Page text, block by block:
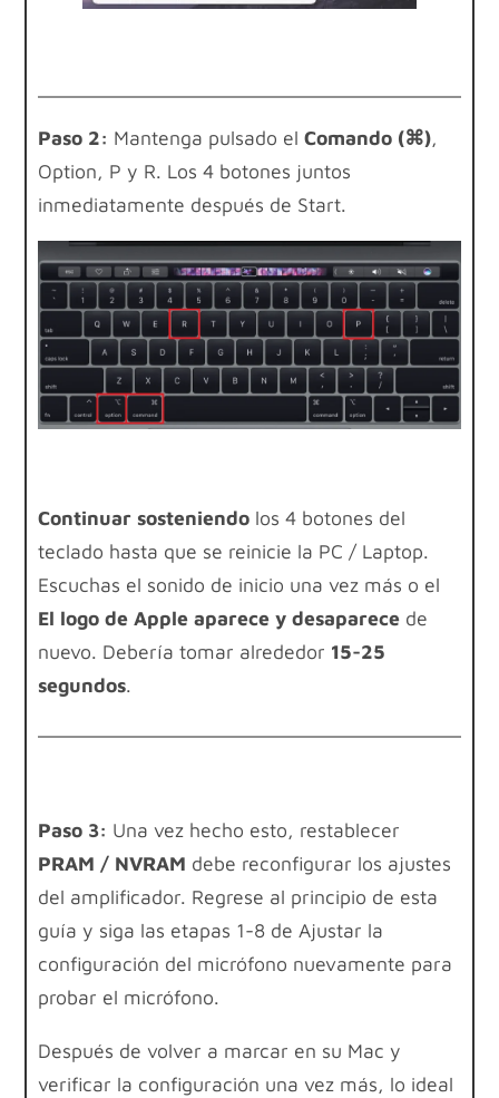
Paso 2: Mantenga pulsado elComando (⌘),
Option, P y R. Los 4 botones juntos
inmediatamente después de Start.
Continuar sosteniendo los 4 botones del
teclado hasta que se reinicie la PC / Laptop.
Escuchas el sonido de inicio una vez más o el
El logo de Apple aparece y desaparece de
nuevo. Debería tomar alrededor 15-25
segundos.
Paso 3: Una vez hecho esto, restablecer
PRAM / NVRAM debe reconfigurar los ajustes
del amplificador. Regrese al principio de esta
guía y siga las etapas 1-8 de Ajustar la
configuración del micrófono nuevamente para
probar el micrófono.
Después de volver a marcar en su Mac y
verificar la configuración una vez más, lo ideal